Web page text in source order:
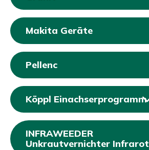
Makita Geräte
Pellenc
Köppl Einachserprogramm
INFRAWEEDER
Unkrautvernichter Infrarot